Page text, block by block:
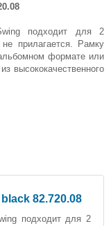
подходит для 2
прилагается. Рамку
формате или
высококачественного
82.720.08
подходит для 2